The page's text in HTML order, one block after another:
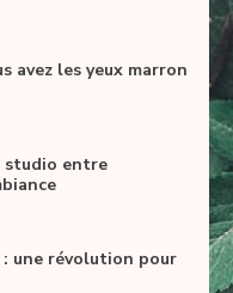
avez les yeux marron
studio entre
une révolution pour